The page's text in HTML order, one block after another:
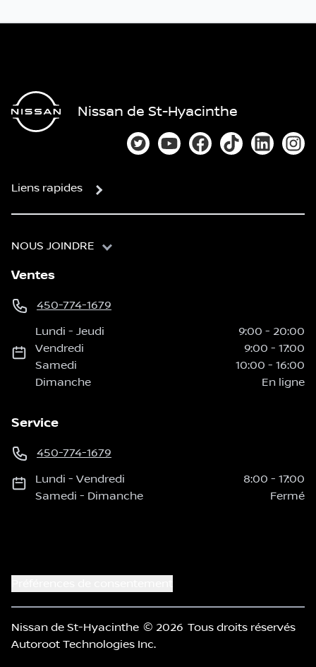
Nissan de St-Hyacinthe
Lien vers notre compte Twitter
Lien vers notre chaîne
Lien vers notre page
Lien vers notre
Lien vers
Liens rapides
NOUS JOINDRE
Ventes
450-774-1679
Lundi -Jeudi 9:00 - 20:00
Vendredi
9:00 - 17:00
Samedi
10:00 - 16:00
Dimanche
En ligne
Service
450-774-1679
Lundi -Vendredi 8:00 - 17:00
Samedi - Dimanche Fermé
Nissan de St-Hyacinthe © 2026 Tous droits réservés
Autoroot Technologies Inc.